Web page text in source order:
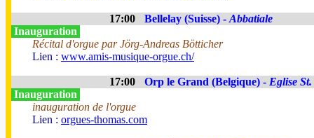
17:00 Bellelay (Suisse) - Abbatiale
Inauguration
Récital d'orgue par Jörg-Andreas Bötticher
Lien : www.amis-musique-orgue.ch/
17:00 Orp le Grand (Belgique) - Eglise
Inauguration
inauguration de l'orgue
Lien : orgues-thomas.com